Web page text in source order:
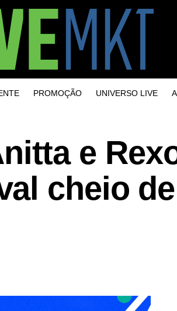
PROMOÇÃO UNIVERSO LIVE
e
cheio de